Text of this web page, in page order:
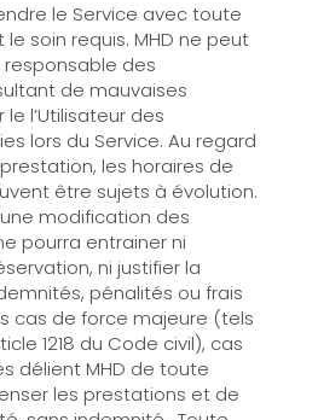
le Service avec toute
soin requis. MHD ne peut
des
de mauvaises
l’Utilisateur des
lors du Service. Au regard
les horaires de
être sujets à évolution.
modification des
pourra entrainer ni
ni justifier la
pénalités ou frais
cas de force majeure (tels
1218 du Code civil), cas
délient MHD de toute
les prestations et de